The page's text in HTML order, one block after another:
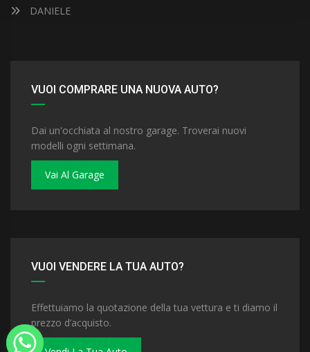
DANIELE
VUOI COMPRARE UNA NUOVA AUTO?
Dai un'occhiata al nostro garage. Troverai nuovi
modelli ogni settimana.
Vai Al Garage
VUOI VENDERE LA TUA AUTO?
Effettuiamo la quotazione della tua vettura e ti diamo il
prezzo d’acquisto.